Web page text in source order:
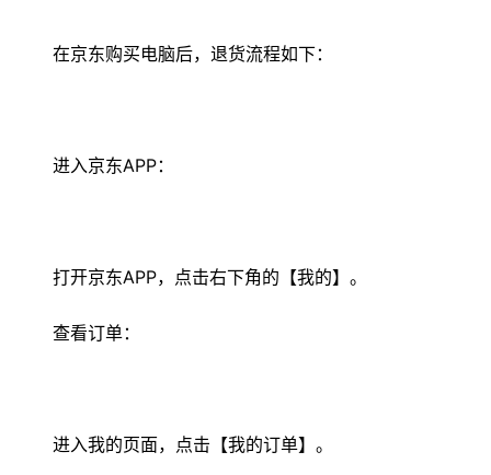
在京东购买电脑后，退货流程如下：
进入京东APP：
打开京东APP，点击右下角的【我的】。
查看订单：
进入我的页面，点击【我的订单】。